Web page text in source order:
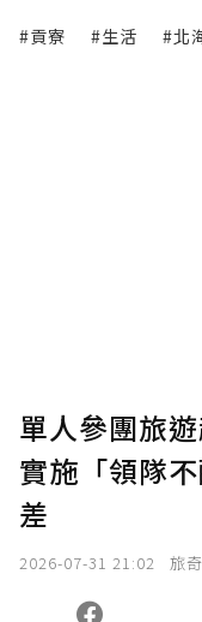
#貢寮 #生活 #北
單人參團旅
實施「領隊
差
2026-07-31 21:02 旅